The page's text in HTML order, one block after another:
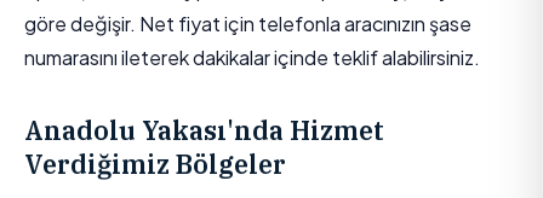
göre değişir. Net fiyat için telefonla aracınızın şase
numarasını ileterek dakikalar içinde teklif alabilirsiniz.
Anadolu Yakası'nda Hizmet
Verdiğimiz Bölgeler